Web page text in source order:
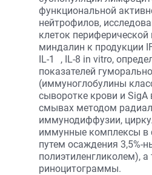
функциональной
нейтрофилов,
клеток
миндалин к продукции
IL-1
, IL-8 in vitro,
показателей
(иммуноглобулины
сыворотке крови и SigA
смывах методом
иммунодиффузии,
иммунные комплексы в
путем осаждения 3,5%-
полиэтиленгликолем), а
риноцитограммы.